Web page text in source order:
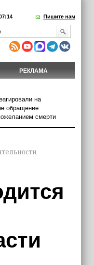
Пишите нам
РЕКЛАМА
на
обращение
смерти